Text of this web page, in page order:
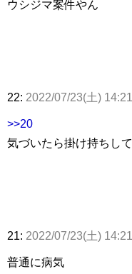
ウシジマ案件やん
22: 2022/07/23(土)
>>20
気づいたら掛け持ちし
21: 2022/07/23(土)
普通に病気